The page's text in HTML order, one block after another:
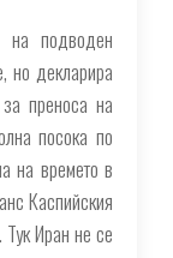
на подводен
но декларира
преноса на
посока по
на времето в
Каспийския
Иран не се